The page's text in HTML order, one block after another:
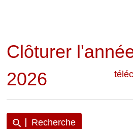
Clôturer
2026